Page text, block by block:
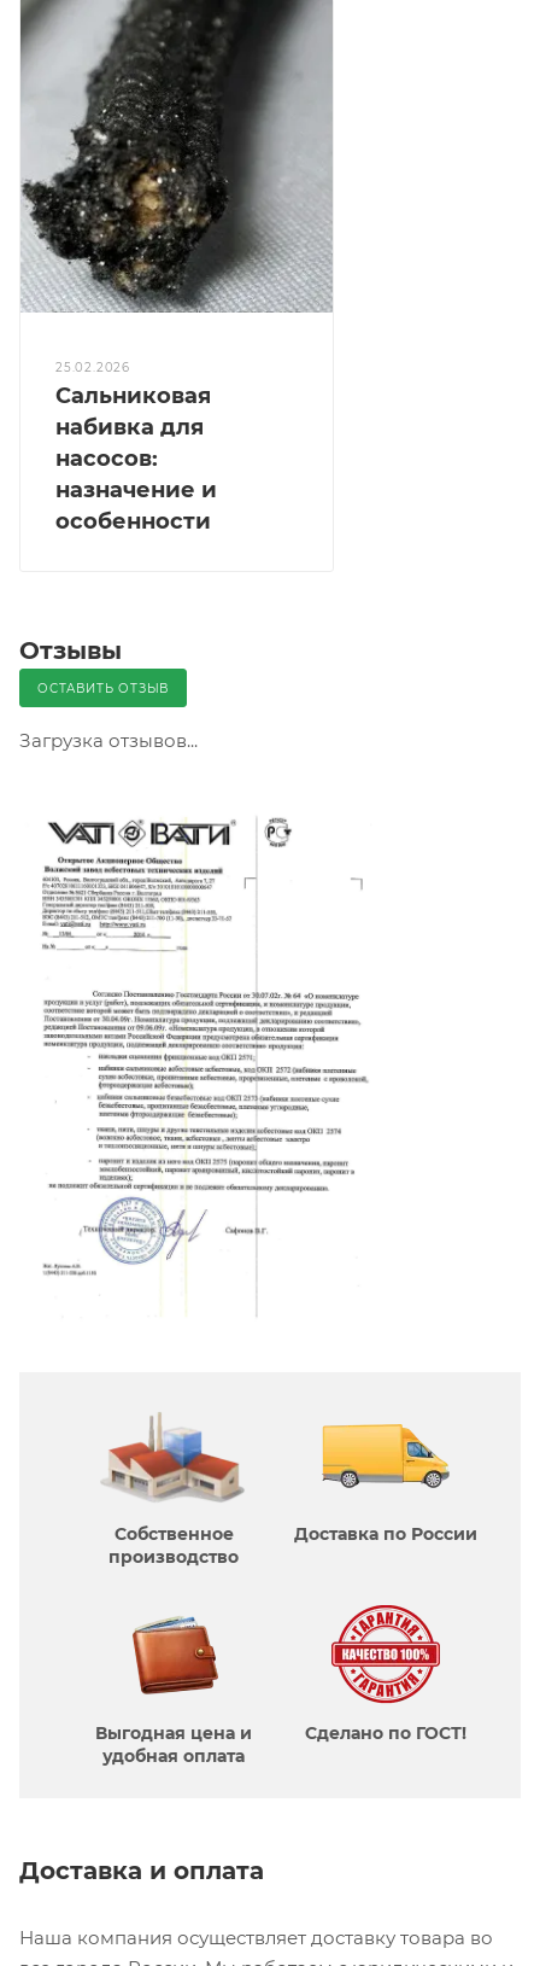
25.02.2026
Сальниковая
набивка для
насосов:
назначение и
особенности
Отзывы
ОСТАВИТЬ ОТЗЫВ
Загрузка отзывов...
Собственное
производcтво
Доставка по России
Выгодная цена и
удобная оплата
Сделано по ГОСТ!
Доставка и оплата
Наша компания осуществляет доставку товара во